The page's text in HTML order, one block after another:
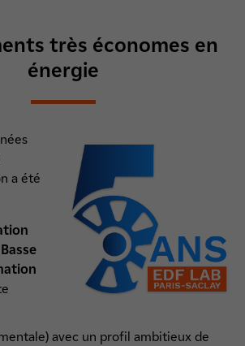
très économes en
énergie
a été
avec un profil ambitieux de